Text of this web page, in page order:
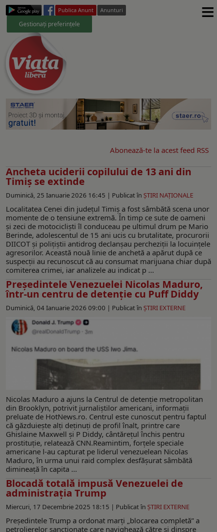
Publica Anunt Anunturi
Gestionați preferințele ≡
Abonează-te la acest feed RSS
Ancheta uciderii copilului de 13 ani din
Timiș se extinde
Duminică, 25 Ianuarie 2026 16:45 | Publicat în ŞTIRI NAŢIONALE
Localitatea Cenei din judeţul Timiş a fost sâmbătă scena unor
momente de o tensiune extremă. În timp ce sute de oameni
și zeci de motocicliști îl conduceau pe ultimul drum pe Mario
Berinde, adolescentul de 15 ani ucis cu brutalitate, procurorii
DIICOT și polițiștii antidrog declanșau percheziții la locuințele
agresorilor. Această nouă linie de anchetă a apărut după ce
suspecții au recunoscut că au consumat marijuana chiar după
comiterea crimei, iar analizele au indicat p ...
Preşedintele Venezuelei Nicolas Maduro,
într-un centru de detenție cu Puff Diddy
Duminică, 04 Ianuarie 2026 09:00 | Publicat în ŞTIRI EXTERNE
Nicolas Maduro a ajuns la Centrul de detenție metropolitan
din Brooklyn, potrivit jurnaliştilor americani, informaţii
preluate de HotNews.ro. Centrul este cunoscut pentru faptul
că găzduiește alți deținuți de profil înalt, printre care
Ghislaine Maxwell și P Diddy, cântărețul închis pentru
prostituție, relatează CNN.Reamintim, forțele speciale
americane l-au capturat pe liderul venezuelean Nicolas
Maduro, în urma unui raid complex desfășurat sâmbătă
dimineață în capita ...
Blocadă totală impusă Venezuelei de
administraţia Trump
Miercuri, 17 Decembrie 2025 18:15 | Publicat în ŞTIRI EXTERNE
Președintele Trump a ordonat marți „blocarea completă” a
petrolierelor sancționate care navighează către și dinspre